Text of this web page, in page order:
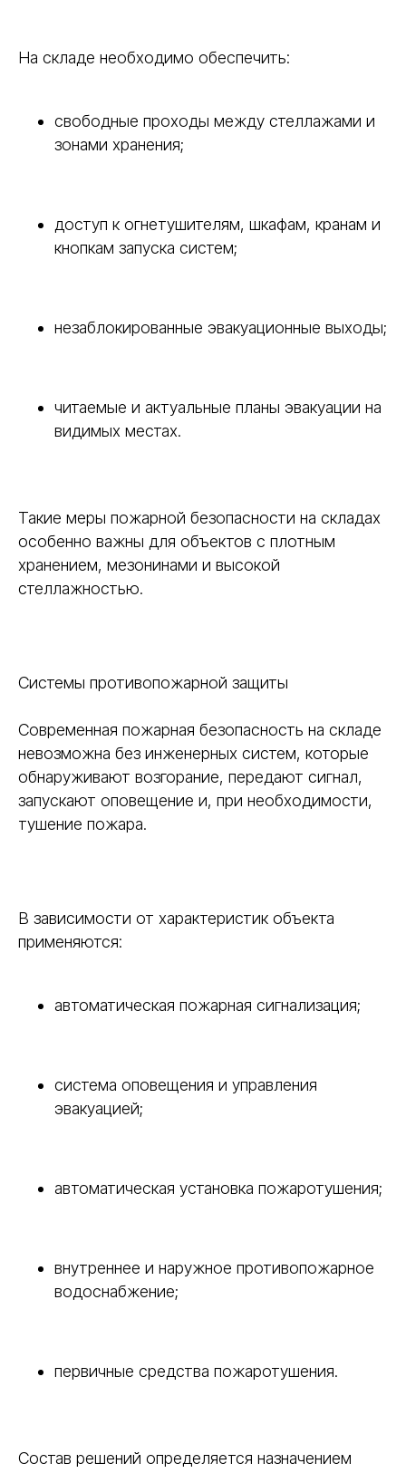
На складе необходимо обеспечить:
свободные проходы между стеллажами и
зонами хранения;
доступ к огнетушителям, шкафам, кранам и
кнопкам запуска систем;
незаблокированные эвакуационные выходы;
читаемые и актуальные планы эвакуации на
видимых местах.
Такие меры пожарной безопасности на складах
особенно важны для объектов с плотным
хранением, мезонинами и высокой
стеллажностью.
Системы противопожарной защиты
Современная пожарная безопасность на складе
невозможна без инженерных систем, которые
обнаруживают возгорание, передают сигнал,
запускают оповещение и, при необходимости,
тушение пожара.
В зависимости от характеристик объекта
применяются:
автоматическая пожарная сигнализация;
система оповещения и управления
эвакуацией;
автоматическая установка пожаротушения;
внутреннее и наружное противопожарное
водоснабжение;
первичные средства пожаротушения.
Состав решений определяется назначением